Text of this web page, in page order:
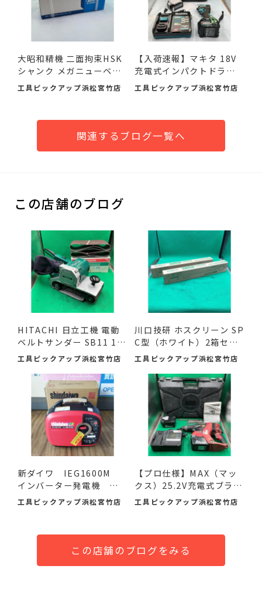
大昭和精機 二面拘束HSK
シャンク メガニューベビ
ー...
工具ピックアップ浜松宮竹店
【入荷速報】マキタ 18V
充電式インパクトドライ
バ...
工具ピックアップ浜松宮竹店
関連するブログ一覧へ
この店舗のブログ
HITACHI 日立工機 電動
ベルトサンダー SB11 11
0mm ...
工具ピックアップ浜松宮竹店
川口技研 ホスクリーン SP
C型（ホワイト）2箱セ
ッ...
工具ピックアップ浜松宮竹店
新ダイワ IEG1600M
インバーター発電機 入
荷し...
工具ピックアップ浜松宮竹店
【プロ仕様】MAX（マッ
クス）25.2V充電式ブラシ
レ...
工具ピックアップ浜松宮竹店
この店舗のブログをみる